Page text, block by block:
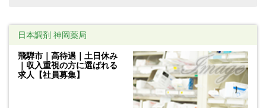
日本調剤 神岡薬局
飛騨市｜高待遇｜土日休み
｜収入重視の方に選ばれる
求人【社員募集】